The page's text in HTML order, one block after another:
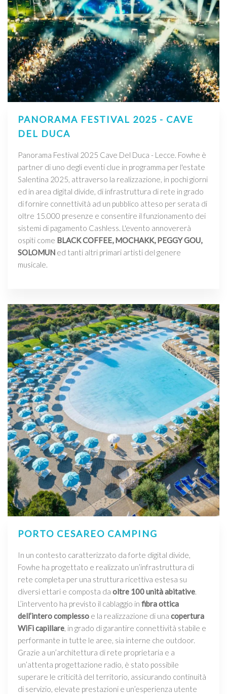
PANORAMA FESTIVAL 2025 - CAVE
DEL DUCA
Panorama Festival 2025 Cave Del Duca - Lecce. Fowhe è
partner di uno degli eventi clue in programma per l'estate
Salentina 2025, attraverso la realizzazione, in pochi giorni
ed in area digital divide, di infrastruttura di rete in grado
di fornire connettività ad un pubblico atteso per serata di
oltre 15.000 presenze e consentire il funzionamento dei
sistemi di pagamento Cashless. L'evento annovererà
ospiti come BLACK COFFEE, MOCHAKK, PEGGY GOU,
SOLOMUN ed tanti altri primari artisti del genere
musicale.
PORTO CESAREO CAMPING
In un contesto caratterizzato da forte digital divide,
Fowhe ha progettato e realizzato un’infrastruttura di
rete completa per una struttura ricettiva estesa su
diversi ettari e composta da oltre 100 unità abitative.
L’intervento ha previsto il cablaggio in fibra ottica
dell’intero complesso e la realizzazione di una copertura
WiFi capillare, in grado di garantire connettività stabile e
performante in tutte le aree, sia interne che outdoor.
Grazie a un’architettura di rete proprietaria e a
un’attenta progettazione radio, è stato possibile
superare le criticità del territorio, assicurando continuità
di servizio, elevate prestazioni e un’esperienza utente